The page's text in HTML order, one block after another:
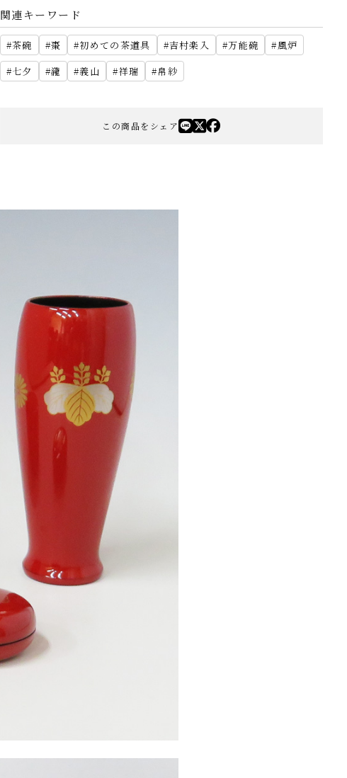
関連キーワード
茶碗 棗 初めての茶道具 吉村楽入 万能碗
風炉
七夕
瀧 義山 祥瑞 帛紗
この商品をシェア